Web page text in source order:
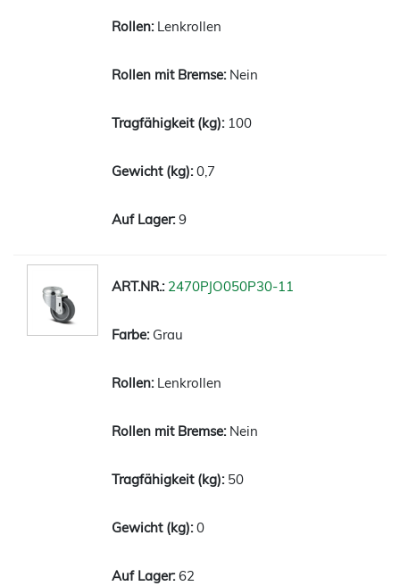
Lenkrollen
Nein
100
0,7
9
2470PJO050P30-11
Grau
Lenkrollen
Nein
50
0
62